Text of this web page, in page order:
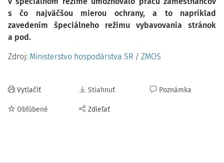
s čo najväčšou mierou ochrany, a to napríklad
zavedením špeciálneho režimu vybavovania stránok
a pod.
Zdroj: Ministerstvo hospodárstva SR / ZMOS
Vytlačiť
Obľúbené
Stiahnuť
Zdieľať
Poznámka